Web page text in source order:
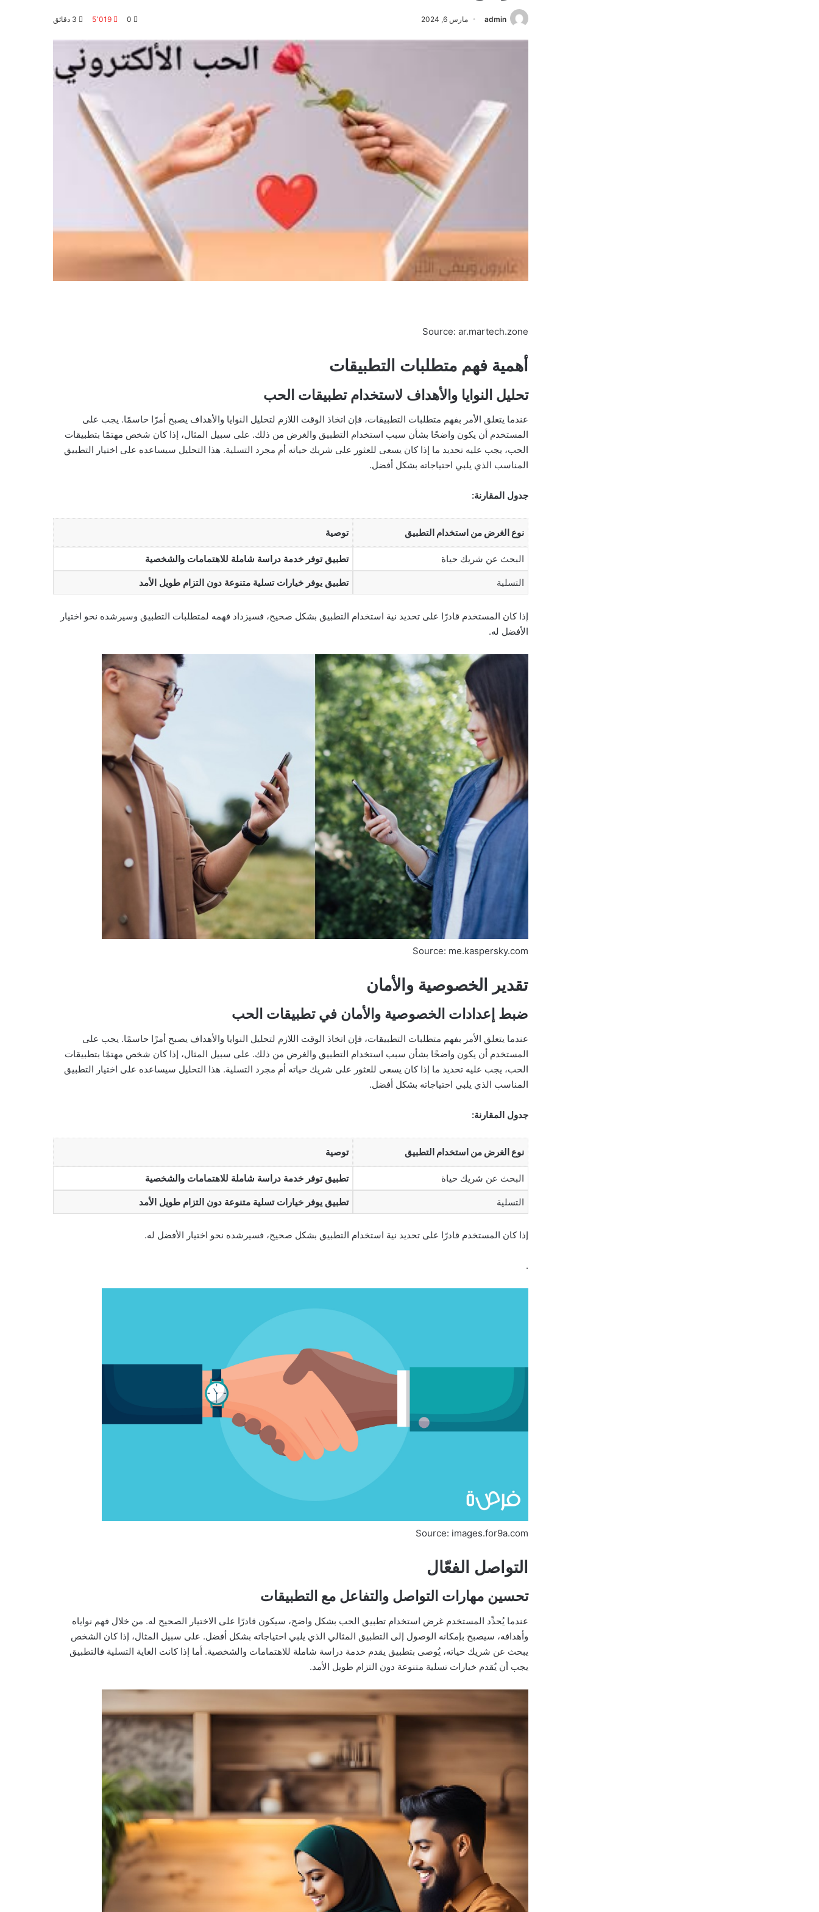
admin مارس 6, 2024 0 5٬019
Source: ar.martech.zone
أهمية فهم متطلبات التطبيقات
تحليل النوايا والأهداف لاستخدام تطبيقات الحب
عندما يتعلق الأمر بفهم متطلبات التطبيقات، فإن اتخاذ الوقت اللازم لتحليل النوايا والأهداف يصبح أمرًا حاسمًا. يجب على
المستخدم أن يكون واضحًا بشأن سبب استخدام التطبيق والغرض من ذلك. على سبيل المثال، إذا كان شخص مهتمًا بتطبيقات
الحب، يجب عليه تحديد ما إذا كان يسعى للعثور على شريك حياته أم مجرد التسلية. هذا التحليل سيساعده على اختيار التطبيق
المناسب الذي يلبي احتياجاته بشكل أفضل.
جدول المقارنة:
نوع الغرض من استخدام التطبيق توصية
البحث عن شريك حياة تطبيق توفر خدمة دراسة شاملة للاهتمامات والشخصية
التسلية تطبيق يوفر خيارات تسلية متنوعة دون التزام طويل الأمد
إذا كان المستخدم قادرًا على تحديد نية استخدام التطبيق بشكل صحيح، فسيزداد فهمه لمتطلبات التطبيق وسيرشده نحو اختيار
الأفضل له.
Source: me.kaspersky.com
تقدير الخصوصية والأمان
ضبط إعدادات الخصوصية والأمان في تطبيقات الحب
عندما يتعلق الأمر بفهم متطلبات التطبيقات، فإن اتخاذ الوقت اللازم لتحليل النوايا والأهداف يصبح أمرًا حاسمًا. يجب على
المستخدم أن يكون واضحًا بشأن سبب استخدام التطبيق والغرض من ذلك. على سبيل المثال، إذا كان شخص مهتمًا بتطبيقات
الحب، يجب عليه تحديد ما إذا كان يسعى للعثور على شريك حياته أم مجرد التسلية. هذا التحليل سيساعده على اختيار التطبيق
المناسب الذي يلبي احتياجاته بشكل أفضل.
جدول المقارنة:
نوع الغرض من استخدام التطبيق توصية
البحث عن شريك حياة تطبيق توفر خدمة دراسة شاملة للاهتمامات والشخصية
التسلية تطبيق يوفر خيارات تسلية متنوعة دون التزام طويل الأمد
إذا كان المستخدم قادرًا على تحديد نية استخدام التطبيق بشكل صحيح، فسيرشده نحو اختيار الأفضل له.
.
Source: images.for9a.com
التواصل الفعّال
تحسين مهارات التواصل والتفاعل مع التطبيقات
عندما يُحدِّد المستخدم غرض استخدام تطبيق الحب بشكل واضح، سيكون قادرًا على الاختيار الصحيح له. من خلال فهم نواياه
وأهدافه، سيصبح بإمكانه الوصول إلى التطبيق المثالي الذي يلبي احتياجاته بشكل أفضل. على سبيل المثال، إذا كان الشخص
يبحث عن شريك حياته، يُوصى بتطبيق يقدم خدمة دراسة شاملة للاهتمامات والشخصية. أما إذا كانت الغاية التسلية فالتطبيق
يجب أن يُقدم خيارات تسلية متنوعة دون التزام طويل الأمد.